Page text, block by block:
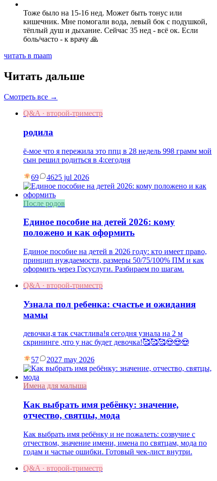
Тоже было на 15-16 нед. Может быть тонус или
кишечник. Мне помогали вода, левый бок с подушкой,
тёплый душ и дыхание. Сейчас 35 нед - всё ок. Если
боль/часто - к врачу 🙏
читать в maam
Читать дальше
Смотреть все →
Q&A · второй-триместр
родила
ё-мое что я пережила это ппц в 28 недель 998 грамм мой
сын решил родиться в 4:сегодня
69 4625 jul 2026
После родов
Единое пособие на детей 2026: кому
положено и как оформить
Единое пособие на детей в 2026 году: кто имеет право,
принцип нуждаемости, размеры 50/75/100% ПМ и как
оформить через Госуслуги. Разбираем по шагам.
Q&A · второй-триместр
Узнала пол ребенка: счастье и ожидания
мамы
девочки,я так счастлива!я сегодня узнала на 2 м
скрининге ,что у нас будет девочка!🥰🥰🥰😍😍😍
57 2027 may 2026
Имена для малыша
Как выбрать имя ребёнку: значение,
отчество, святцы, мода
Как выбрать имя ребёнку и не пожалеть: созвучие с
отчеством, значение имени, имена по святцам, мода по
годам и частые ошибки. Готовый чек-лист внутри.
Q&A · второй-триместр